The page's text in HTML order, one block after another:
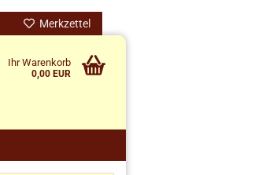
Merkzettel
Ihr Warenkorb
0,00 EUR